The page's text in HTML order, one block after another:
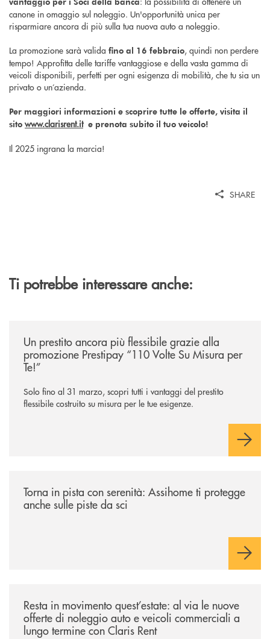
canone in omaggio sul noleggio. Un'opportunità unica per
risparmiare ancora di più sulla tua nuova auto a noleggio.
La promozione sarà valida fino al 16 febbraio, quindi non perdere
tempo! Approfitta delle tariffe vantaggiose e della vasta gamma di
veicoli disponibili, perfetti per ogni esigenza di mobilità, che tu sia un
privato o un’azienda.
Per maggiori informazioni e scoprire tutte le offerte, visita il
sitowww.clarisrent.ite prenota subito il tuo veicolo!
Il 2025 ingrana la marcia!
SHARE
Ti potrebbe interessare anche:
Un prestito ancora più flessibile grazie alla
promozione Prestipay “110 Volte Su Misura per
Te!”
Solo fino al 31 marzo, scopri tutti i vantaggi del prestito
flessibile costruito su misura per le tue esigenze.
Torna in pista con serenità: Assihome ti protegge
anche sulle piste da sci
Resta in movimento quest’estate: al via le nuove
offerte di noleggio auto e veicoli commerciali a
lungo termine con Claris Rent